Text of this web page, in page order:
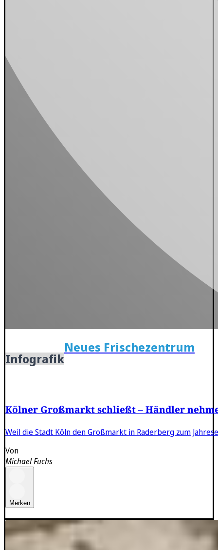
Infografik
Neues Frischezentrum
Kölner Großmarkt schließt – Händler
Weil die Stadt Köln den Großmarkt in Raderberg zum
Von
Michael Fuchs
Merken